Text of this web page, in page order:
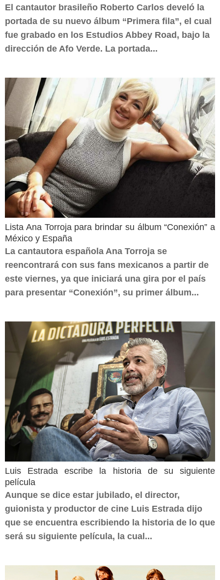
El cantautor brasileño Roberto Carlos develó la
portada de su nuevo álbum “Primera fila”, el cual
fue grabado en los Estudios Abbey Road, bajo la
dirección de Afo Verde. La portada...
Lista Ana Torroja para brindar su álbum “Conexión” a
México y España
La cantautora española Ana Torroja se
reencontrará con sus fans mexicanos a partir de
este viernes, ya que iniciará una gira por el país
para presentar “Conexión”, su primer álbum...
Luis Estrada escribe la historia de su siguiente
película
Aunque se dice estar jubilado, el director,
guionista y productor de cine Luis Estrada dijo
que se encuentra escribiendo la historia de lo que
será su siguiente película, la cual...